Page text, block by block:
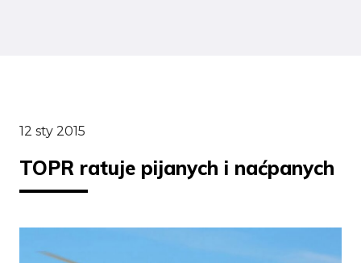
12 sty 2015
TOPR ratuje pijanych i naćpanych